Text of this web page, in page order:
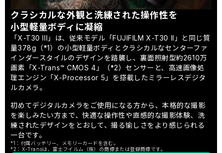
クラシカルな外観と洗練された操作性を
小型軽量ボディに凝縮
「X-T30 III」は、従来モデル「FUJIFILM X-T30 II」と同じ質
量378g（*1）の小型軽量ボディとクラシカルなセンターファ
インダースタイルのデザインを踏襲し、裏面照射型約2610万
画素「X-Trans™ CMOS 4」（*2）センサーと、高速画像処
理エンジン「X-Processor 5」を搭載したミラーレスデジタ
ルカメラ。
初めてデジタルカメラをご使用になる方から、本格的な撮影
を楽しみたい方まで、快適な操作性や直感的な撮影体験、洗
練されたデザインをとおして、撮る愉しさをより感じられる
一台です。
*1：付属バッテリー、メモリーカードを含む。
*2：X-Transは、富士フイルム（株）の商標または登録商標です。